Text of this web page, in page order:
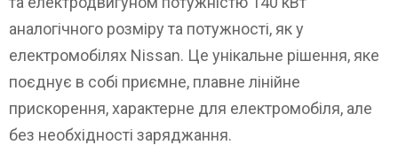
аналогічного розміру та потужності, як у
електромобілях Nissan. Це унікальне рішення, яке
поєднує в собі приємне, плавне лінійне
прискорення, характерне для електромобіля, але
без необхідності заряджання.